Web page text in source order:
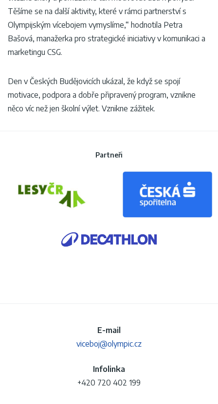
Těšíme se na další aktivity, které v rámci partnerství s
Olympijským vícebojem vymyslíme,“ hodnotila Petra
Bašová, manažerka pro strategické iniciativy v komunikaci a
marketingu CSG.
Den v Českých Budějovicích ukázal, že když se spojí
motivace, podpora a dobře připravený program, vznikne
něco víc než jen školní výlet. Vznikne zážitek.
Partneři
E-mail
viceboj@olympic.cz
Infolinka
+420 720 402 199